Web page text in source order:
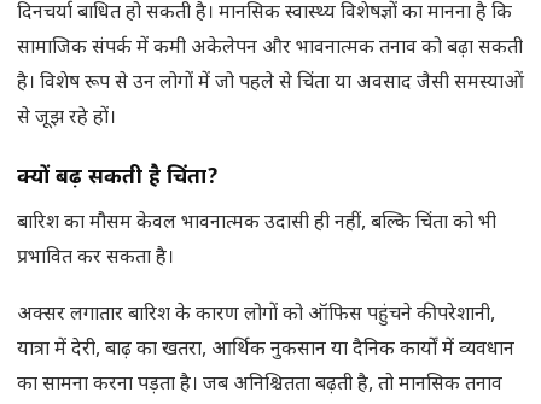
दिनचर्या बाधित हो सकती है। मानसिक स्वास्थ्य विशेषज्ञों का मानना है कि
सामाजिक संपर्क में कमी अकेलेपन और भावनात्मक तनाव को बढ़ा सकती
है। विशेष रूप से उन लोगों में जो पहले से चिंता या अवसाद जैसी समस्याओं
से जूझ रहे हों।
क्यों बढ़ सकती है चिंता?
बारिश का मौसम केवल भावनात्मक उदासी ही नहीं, बल्कि चिंता को भी
प्रभावित कर सकता है।
अक्सर लगातार बारिश के कारण लोगों को ऑफिस पहुंचने की परेशानी,
यात्रा में देरी, बाढ़ का खतरा, आर्थिक नुकसान या दैनिक कार्यों में व्यवधान
का सामना करना पड़ता है। जब अनिश्चितता बढ़ती है, तो मानसिक तनाव